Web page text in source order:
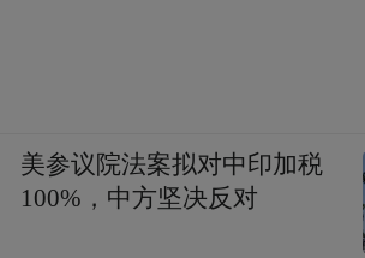
美参议院法案拟对中印加税
100%，中方坚决反对